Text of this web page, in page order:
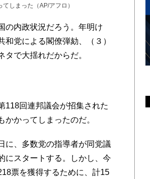
しまった（AP/アフロ）
の内政状況だろう。年明け
党による閣僚弾劾、（３）
で大揺れだからだ。
回連邦議会が招集された
かってしまったのだ。
に、多数党の指導者が同党議
にスタートする。しかし、今
票を獲得するために、計15